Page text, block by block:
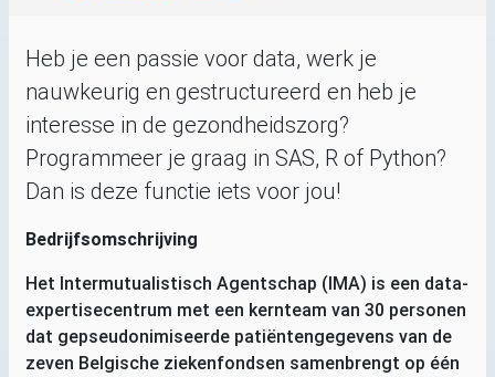
Heb je een passie voor data, werk je
nauwkeurig en gestructureerd en heb je
interesse in de gezondheidszorg?
Programmeer je graag in SAS, R of Python?
Dan is deze functie iets voor jou!
Bedrijfsomschrijving
Het Intermutualistisch Agentschap (IMA) is een data-
expertisecentrum met een kernteam van 30 personen
dat gepseudonimiseerde patiëntengegevens van de
zeven Belgische ziekenfondsen samenbrengt op één